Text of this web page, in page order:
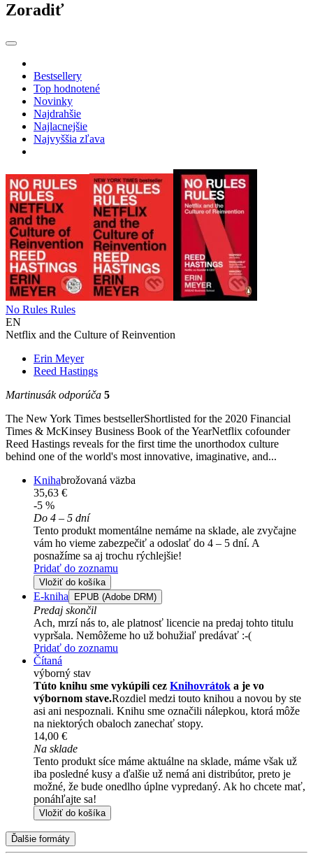
Zoradiť
Bestsellery
Top hodnotené
Novinky
Najdrahšie
Najlacnejšie
Najvyššia zľava
No Rules Rules
EN
Netflix and the Culture of Reinvention
Erin Meyer
Reed Hastings
Martinusák odporúča 5
The New York Times bestsellerShortlisted for the 2020 Financial
Times & McKinsey Business Book of the YearNetflix cofounder
Reed Hastings reveals for the first time the unorthodox culture
behind one of the world's most innovative, imaginative, and...
Knihabrožovaná väzba
35,63 €
-5 %
Do 4 – 5 dní
Tento produkt momentálne nemáme na sklade, ale zvyčajne
vám ho vieme zabezpečiť a odoslať do 4 – 5 dní. A
posnažíme sa aj trochu rýchlejšie!
Pridať do zoznamu
Vložiť do košíka
E-kniha EPUB (Adobe DRM)
Predaj skončil
Ach, mrzí nás to, ale platnosť licencie na predaj tohto titulu
vypršala. Nemôžeme ho už bohužiaľ predávať :-(
Pridať do zoznamu
Čítaná
výborný stav
Túto knihu sme vykúpili cez Knihovrátok a je vo
výbornom stave.Rozdiel medzi touto knihou a novou by ste
asi ani nespoznali. Knihu sme označili nálepkou, ktorá môže
na niektorých obaloch zanechať stopy.
14,00 €
Na sklade
Tento produkt síce máme aktuálne na sklade, máme však už
iba posledné kusy a ďalšie už nemá ani distribútor, preto je
možné, že bude onedlho úplne vypredaný. Ak ho chcete mať,
ponáhľajte sa!
Vložiť do košíka
Ďalšie formáty